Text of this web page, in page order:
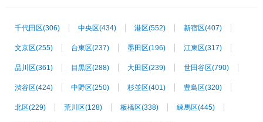
千代田区(306) 中央区(434) 港区(552) 新宿区(407)
文京区(255) 台東区(237) 墨田区(196) 江東区(317)
品川区(361) 目黒区(288) 大田区(239) 世田谷区(790)
渋谷区(424) 中野区(250) 杉並区(401) 豊島区(320)
北区(229) 荒川区(128) 板橋区(338) 練馬区(445)